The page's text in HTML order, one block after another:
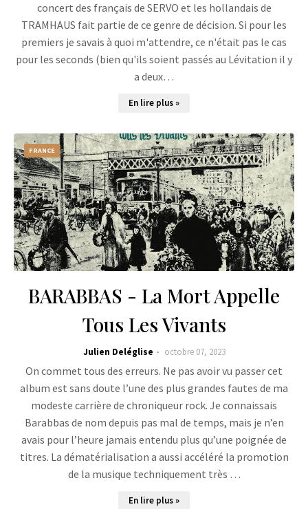
concert des français de SERVO et les hollandais de
TRAMHAUS fait partie de ce genre de décision. Si pour les
premiers je savais à quoi m'attendre, ce n'était pas le cas
pour les seconds (bien qu'ils soient passés au Lévitation il y
a deux…
En lire plus »
FRANCE
BARABBAS - La Mort Appelle
Tous Les Vivants
Julien Deléglise octobre 07, 2023
On commet tous des erreurs. Ne pas avoir vu passer cet
album est sans doute l’une des plus grandes fautes de ma
modeste carrière de chroniqueur rock. Je connaissais
Barabbas de nom depuis pas mal de temps, mais je n’en
avais pour l’heure jamais entendu plus qu’une poignée de
titres. La dématérialisation a aussi accéléré la promotion
de la musique techniquement très …
En lire plus »